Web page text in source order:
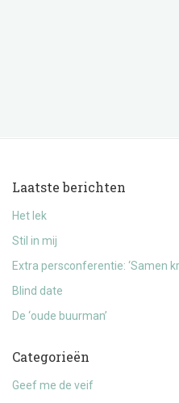
Laatste berichten
Het lek
Stil in mij
Extra persconferentie: ‘Samen
Blind date
De ‘oude buurman’
Categorieën
Geef me de veif